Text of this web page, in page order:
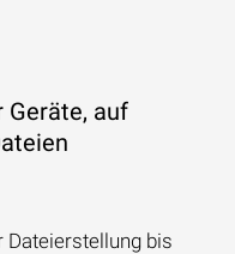
Geräte, auf
Dateierstellung bis